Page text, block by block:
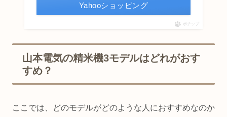
Yahooショッピング
ポチップ
山本電気の精米機3モデルはどれがおす
すめ？
ここでは、どのモデルがどのような人におすすめなのか